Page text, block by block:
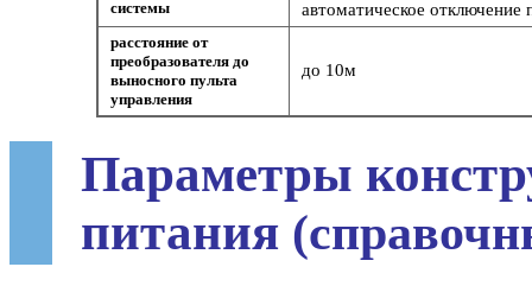
системы автоматическое
расстояние от
преобразователя до
выносного пульта
управления
до 10м
Параметры
питания